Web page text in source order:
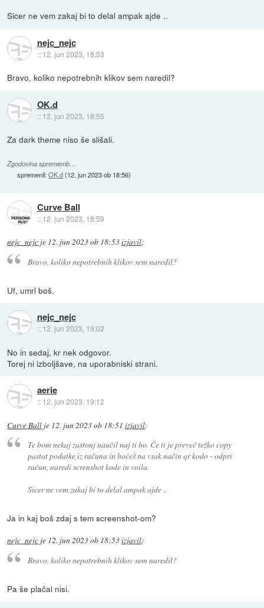
Sicer ne vem zakaj bi to delal ampak ajde ..
nejc_nejc
:: 12. jun 2023, 18:53
Bravo, koliko nepotrebnih klikov sem naredil?
OK.d
:: 12. jun 2023, 18:55
Za dark theme niso še slišali.
Zgodovina sprememb…
spremenil:OK.d(12. jun 2023 ob 18:56)
Curve Ball
:: 12. jun 2023, 18:59
nejc_nejc je 12. jun 2023 ob 18:53izjavil:
Bravo, koliko nepotrebnih klikov sem naredil?
Uf, umrl boš.
nejc_nejc
:: 12. jun 2023, 19:02
No in sedaj, kr nek odgovor.
Torej ni izboljšave, na uporabniski strani.
aerie
:: 12. jun 2023, 19:12
Curve Ball je 12. jun 2023 ob 18:51 izjavil:
Te bom nekaj zastonj naučil naj ti bo. Če ti je preveč težko copy
pastat podatke iz računa in hočeš na vsak način qr kodo - odpri
račun, naredi screnshot kode in voila.
Sicer ne vem zakaj bi to delal ampak ajde ..
Ja in kaj boš zdaj s tem screenshot-om?
nejc_nejc je 12. jun 2023 ob 18:53izjavil:
Bravo, koliko nepotrebnih klikov sem naredil?
Pa še plačal nisi.